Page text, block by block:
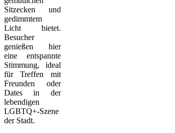
Sitzecken und
gedimmtem
Licht bietet.
Besucher
genießen hier
eine entspannte
Stimmung, ideal
für Treffen mit
Freunden oder
Dates in der
lebendigen
LGBTQ+-Szene
der Stadt.